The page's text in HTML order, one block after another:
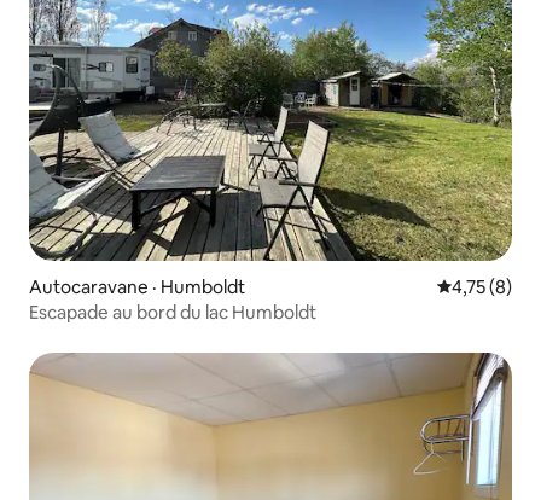
Autocaravane · Humboldt Note
4,75 (8)
Escapade au bord du lac Humboldt